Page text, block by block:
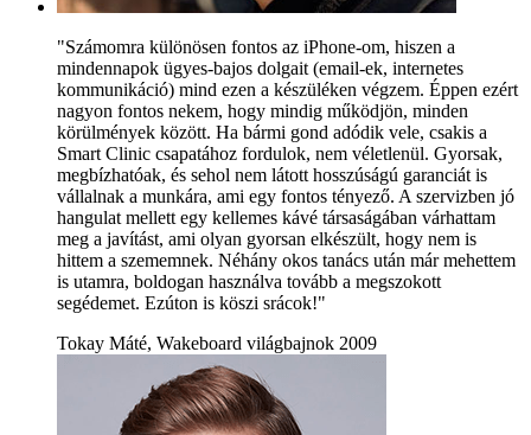
"Számomra különösen fontos az iPhone-om, hiszen a
mindennapok ügyes-bajos dolgait (email-ek, internetes
kommunikáció) mind ezen a készüléken végzem. Éppen ezért
nagyon fontos nekem, hogy mindig működjön, minden
körülmények között. Ha bármi gond adódik vele, csakis a
Smart Clinic csapatához fordulok, nem véletlenül. Gyorsak,
megbízhatóak, és sehol nem látott hosszúságú garanciát is
vállalnak a munkára, ami egy fontos tényező. A szervizben jó
hangulat mellett egy kellemes kávé társaságában várhattam
meg a javítást, ami olyan gyorsan elkészült, hogy nem is
hittem a szememnek. Néhány okos tanács után már mehettem
is utamra, boldogan használva tovább a megszokott
segédemet. Ezúton is köszi srácok!"
Tokay Máté, Wakeboard világbajnok 2009